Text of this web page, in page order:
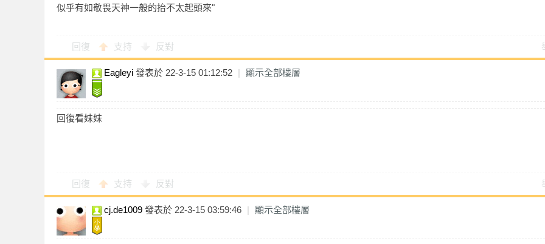
似乎有如敬畏天神一般的抬不太起頭來"
回復 支持 反對
Eagleyi 發表於 22-3-15 01:12:52 | 顯示全部樓層
回復看妹妹
回復 支持 反對
cj.de1009 發表於 22-3-15 03:59:46 | 顯示全部樓層